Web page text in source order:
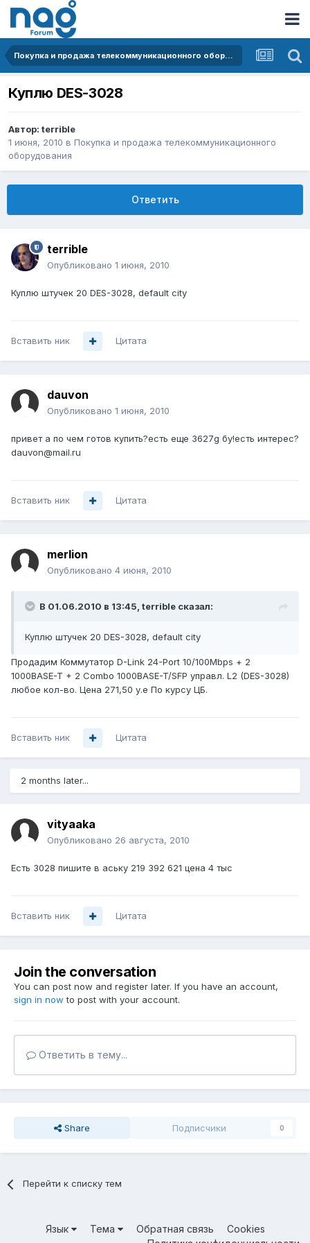
Покупка и продажа телекоммуникационного оборудования
Куплю DES-3028
Автор: terrible
1 июня, 2010 в Покупка и продажа телекоммуникационного
оборудования
Ответить
terrible
Опубликовано 1 июня, 2010
Куплю штучек 20 DES-3028, default city
Вставить ник Цитата
dauvon
Опубликовано 1 июня, 2010
привет а по чем готов купить?есть еще 3627g бу!есть интерес?
dauvon@mail.ru
Вставить ник Цитата
merlion
Опубликовано 4 июня, 2010
В 01.06.2010 в 13:45, terrible сказал:
Куплю штучек 20 DES-3028, default city
Продадим Коммутатор D-Link 24-Port 10/100Mbps + 2
1000BASE-T + 2 Combo 1000BASE-T/SFP управл. L2 (DES-3028)
любое кол-во. Цена 271,50 у.е По курсу ЦБ.
Вставить ник Цитата
2 months later...
vityaaka
Опубликовано 26 августа, 2010
Есть 3028 пишите в аську 219 392 621 цена 4 тыс
Вставить ник Цитата
Join the conversation
You can post now and register later. If you have an account,
sign in now to post with your account.
Ответить в тему...
Share Подписчики 0
Перейти к списку тем
Язык Тема Обратная связь
Cookies